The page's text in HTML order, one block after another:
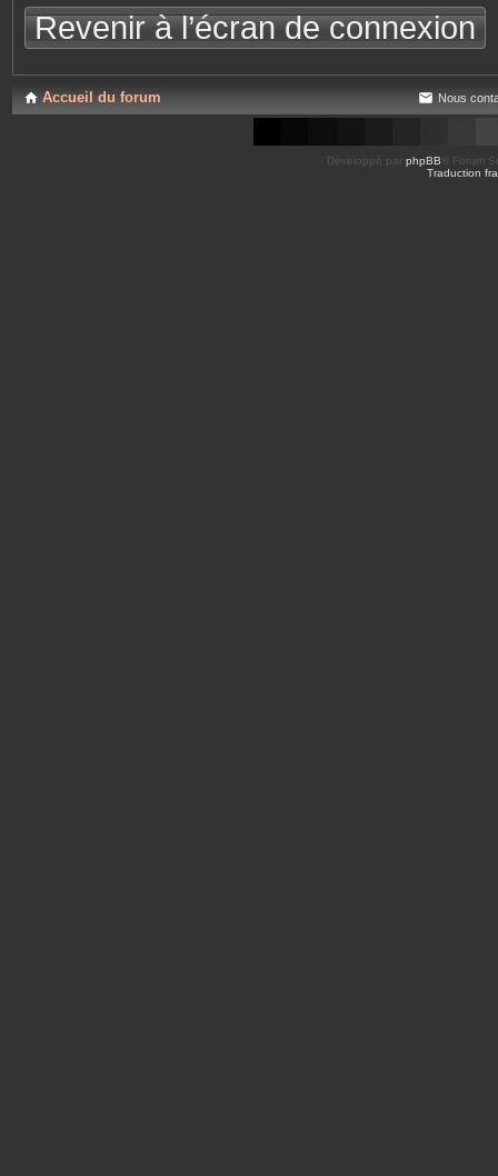
Revenir à l’écran de connexion
Accueil du forum Nous
Développé par phpBB ® Forum
Traduction